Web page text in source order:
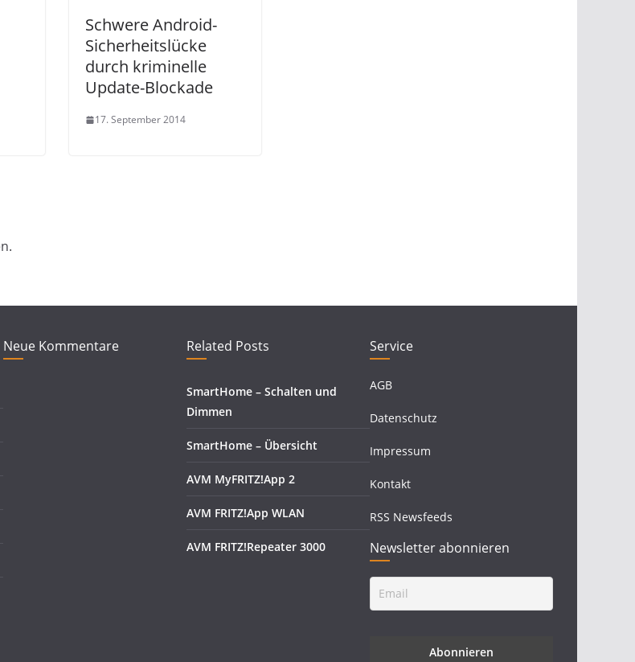
Schwere Android-
Sicherheitslücke
durch kriminelle
Update-Blockade
17. September 2014
Neue Kommentare Related Posts
SmartHome – Schalten und
Dimmen
SmartHome – Übersicht
AVM MyFRITZ!App 2
AVM FRITZ!App WLAN
AVM FRITZ!Repeater 3000
Service
AGB
Datenschutz
Impressum
Kontakt
RSS Newsfeeds
Newsletter abonnieren